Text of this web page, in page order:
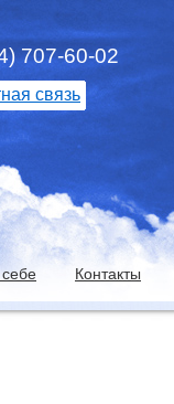
707-60-02
связь
Контакты